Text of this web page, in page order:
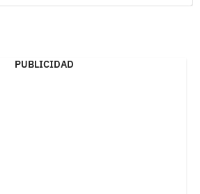
PUBLICIDAD